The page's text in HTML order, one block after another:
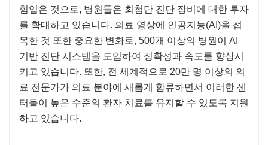
힘입은 것으로, 병원들은 최첨단 진단 장비에 대한 투자
를 확대하고 있습니다. 의료 영상에 인공지능(AI)을 접
목한 것 또한 중요한 변화로, 500개 이상의 병원이 AI
기반 진단 시스템을 도입하여 정확성과 속도를 향상시
키고 있습니다. 또한, 전 세계적으로 20만 명 이상의 의
료 전문가가 의료 분야에 새롭게 합류하면서 이러한 센
터들이 높은 수준의 환자 치료를 유지할 수 있도록 지원
하고 있습니다.